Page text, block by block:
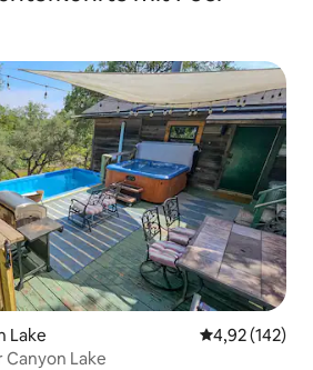
Lake
4,92 (142)
Canyon Lake